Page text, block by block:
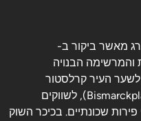
מאשר ביקור ב-
הבנויה
העיר קרלסטור
(Karlstor), לכיכר ביסמרקפלאץ (Bismarckplatz), לשווקים
פירות שכונתיים. בכיכר השוק